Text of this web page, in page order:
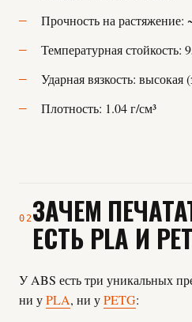
Прочность на
Температурная стойкость:
Ударная вязкость:
Плотность: 1.04 г/см³
02ЗАЧЕМ
ЕСТЬ PLA И
У ABS есть три уникальных
ни уPLA, ни уPETG: